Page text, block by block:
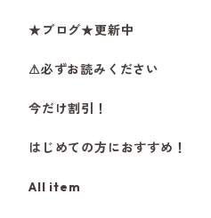
★ブログ★更新中
⚠必ずお読みください
今だけ割引！
はじめての方におすすめ！
All item